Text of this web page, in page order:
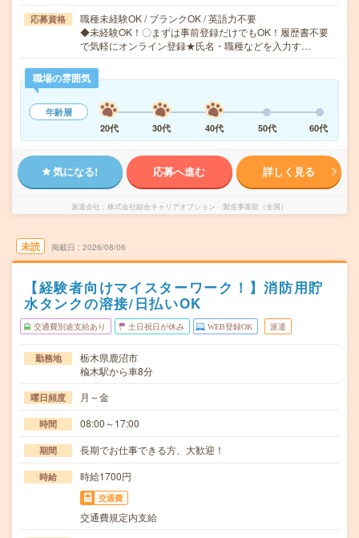
応募資格
職種未経験OK / ブランクOK / 英語力不要
◆未経験OK！〇まずは事前登録だけでもOK！履歴書不要
で気軽にオンライン登録★氏名・職種などを入力す…
職場の雰囲気
年齢層
20代
30代 40代 50代 60代
気になる! 応募へ進む 詳しく見る
派遣会社 株式会社綜合キャリアオプション 製造事業部（全国）
未読 掲載日 2026/08/06
【経験者向けマイスターワーク！】消防用貯
水タンクの溶接/日払いOK
交通費別途支給あり 土日祝日が休み WEB登録OK 派遣
勤務地
栃木県鹿沼市
楡木駅から車8分
曜日頻度 月～金
時間 08:00～17:00
期間 長期でお仕事できる方、大歓迎！
時給 時給1700円
交通費
交通費規定内支給